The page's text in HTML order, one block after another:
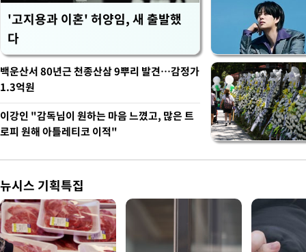
'고지용과 이혼' 허양임, 새 출발했
다
백운산서 80년근 천종산삼 9뿌리 발견…감정가
1.3억원
이강인 "감독님이 원하는 마음 느꼈고, 많은 트
로피 원해 아틀레티코 이적"
뉴시스 기획특집